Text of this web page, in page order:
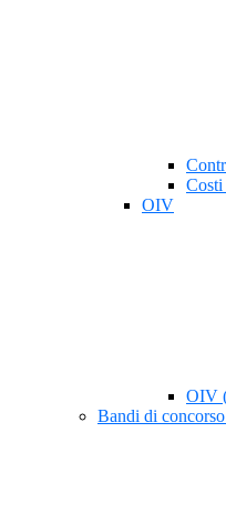
OIV
OIV
Bandi di concorso